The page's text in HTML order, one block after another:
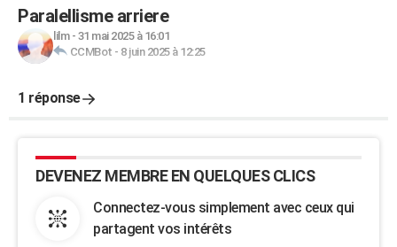
Paralellisme arriere
lilm- 31 mai 2025 à 16:01
CCMBot - 8 juin 2025 à 12:25
1 réponse
DEVENEZ MEMBRE EN QUELQUES CLICS
Connectez-vous simplement avec ceux qui
partagent vos intérêts